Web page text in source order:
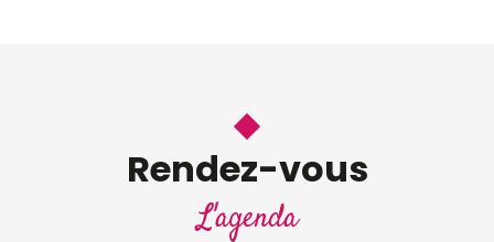
Rendez-vous
L'agenda
Saveurs des rives